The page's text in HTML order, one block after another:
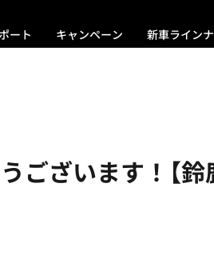
ート キャンペーン 新車ライン
ございます！【鈴